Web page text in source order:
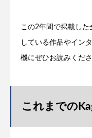
この2年間で掲載し
している作品やイン
機にぜひお読みくださ
これまでの